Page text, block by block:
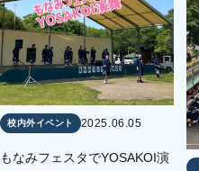
校内外イベント 2025.06.05
もなみフェスタでYOSAKOI演